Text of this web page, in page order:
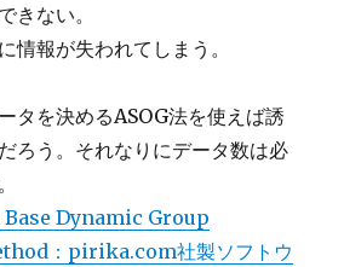
きない。
情報が失われてしまう。
タを決めるASOG法を使えば誘
ろう。それなりにデータ数は必
Base Dynamic Group
：pirika.com社製ソフトウ